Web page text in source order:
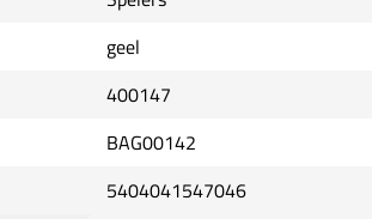
geel
400147
BAG00142
5404041547046